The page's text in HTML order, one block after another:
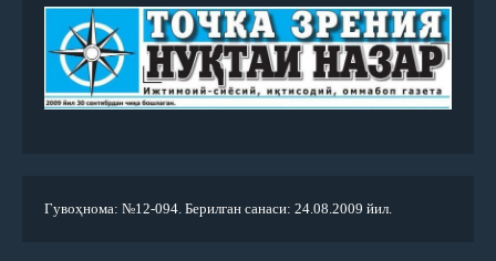
Гувоҳнома: №12-094. Берилган санаси: 24.08.2009 йил.